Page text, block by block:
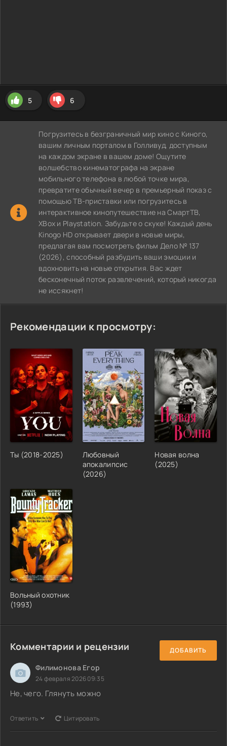
5 6
Погрузитесь в безграничный мир кино с Киного,
вашим личным порталом в Голливуд, доступным
на каждом экране в вашем доме! Ощутите
волшебство кинематографа на экране
мобильного телефона в любой точке мира,
превратите обычный вечер в премьерный показ с
помощью ТВ-приставки или погрузитесь в
интерактивное кинопутешествие на СмартТВ,
XBox и Playstation. Забудьте о скуке! Каждый день
Kinogo HD открывает двери в новые миры,
предлагая вам посмотреть фильм Дело № 137
(2026), способный разбудить ваши эмоции и
вдохновить на новые открытия. Вас ждет
бесконечный поток развлечений, который никогда
не иссякнет!
Рекомендации к просмотру:
Ты (2018-2025)
Любовный
апокалипсис
(2026)
Новая волна
(2025)
Вольный охотник
(1993)
Комментарии и рецензии ДОБАВИТЬ
Филимонова Егор
24 февраля 2026 09:35
Не, чего. Глянуть можно
Ответить Цитировать